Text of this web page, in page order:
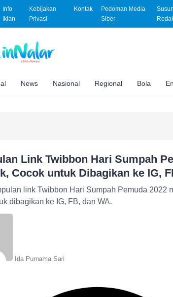
Info
Iklan
Kebijakan
Privasi
Kontak
Pedoman Media
Siber
News Nasional Regional Bola
Link Twibbon Hari Sumpah
Cocok untuk Dibagikan ke IG,
link Twibbon Hari Sumpah Pemuda 2022
dibagikan ke IG, FB, dan WA.
Ida Purnama Sari